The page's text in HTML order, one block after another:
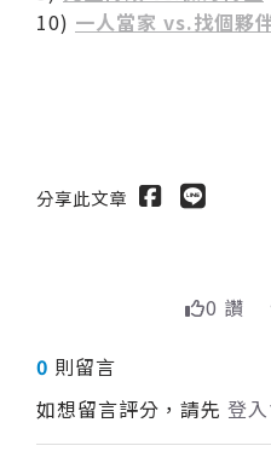
10) 一人當家 vs.找個夥
分享此文章
0 讚
0 則留言
如想留言評分，請先 登